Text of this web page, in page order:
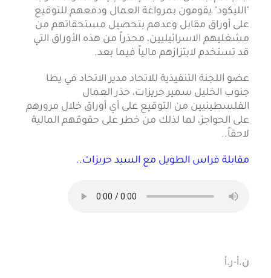
"الليكود" يقومون بمرواغة العمال ودفعهم للتوقيع
على أوراق مقابل وعدهم بتحصيل مستحقاتهم من
مشغليهم الاسرائيليين، محذراً من هذه الأوراق التي
قد تستخدم لابتزازهم مالياً فيما بعد.
عضو اللجنة التنفيذية للاتحاد مدير الاتحاد في يطا
جنوب الخليل سمير حريزات، حذر العمال
الفلسطينيين من التوقيع على أي أوراق خلال مرورهم
على الحواجز، لما لذلك من خطر على حقوقهم المالية
لاحقاً..
مقابلة فراس الطويل مع السيد حريزات..
ن.أ-ر.أ